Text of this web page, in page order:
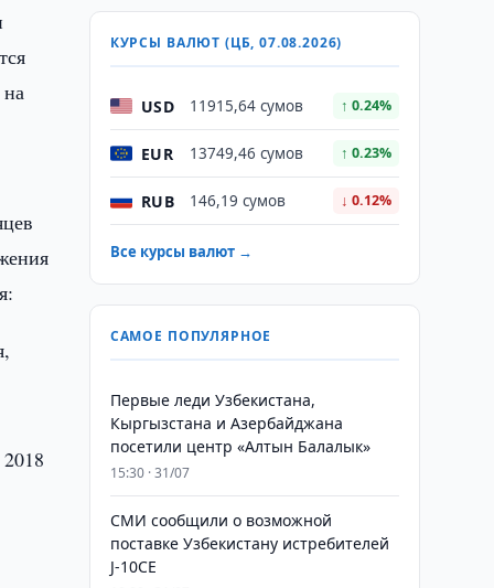
КУРСЫ ВАЛЮТ (ЦБ, 07.08.2026)
USD 11915,64 сумов ↑ 0.24%
EUR 13749,46 сумов ↑ 0.23%
RUB 146,19 сумов ↓ 0.12%
Все курсы валют →
САМОЕ ПОПУЛЯРНОЕ
Первые леди Узбекистана,
Кыргызстана и Азербайджана
посетили центр «Алтын Балалык»
15:30 · 31/07
СМИ сообщили о возможной
поставке Узбекистану истребителей
J-10CE